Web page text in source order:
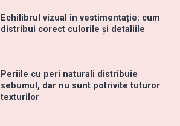
Echilibrul vizual în vestimentație: cum
distribui corect culorile și detaliile
Periile cu peri naturali distribuie
sebumul, dar nu sunt potrivite tuturor
texturilor